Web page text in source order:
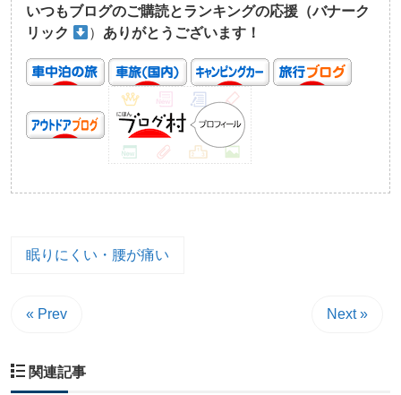
いつもブログのご購読とランキングの応援（バナーク
リック
） ありがとうございます！
眠りにくい・腰が痛い
« Prev Next »
関連記事